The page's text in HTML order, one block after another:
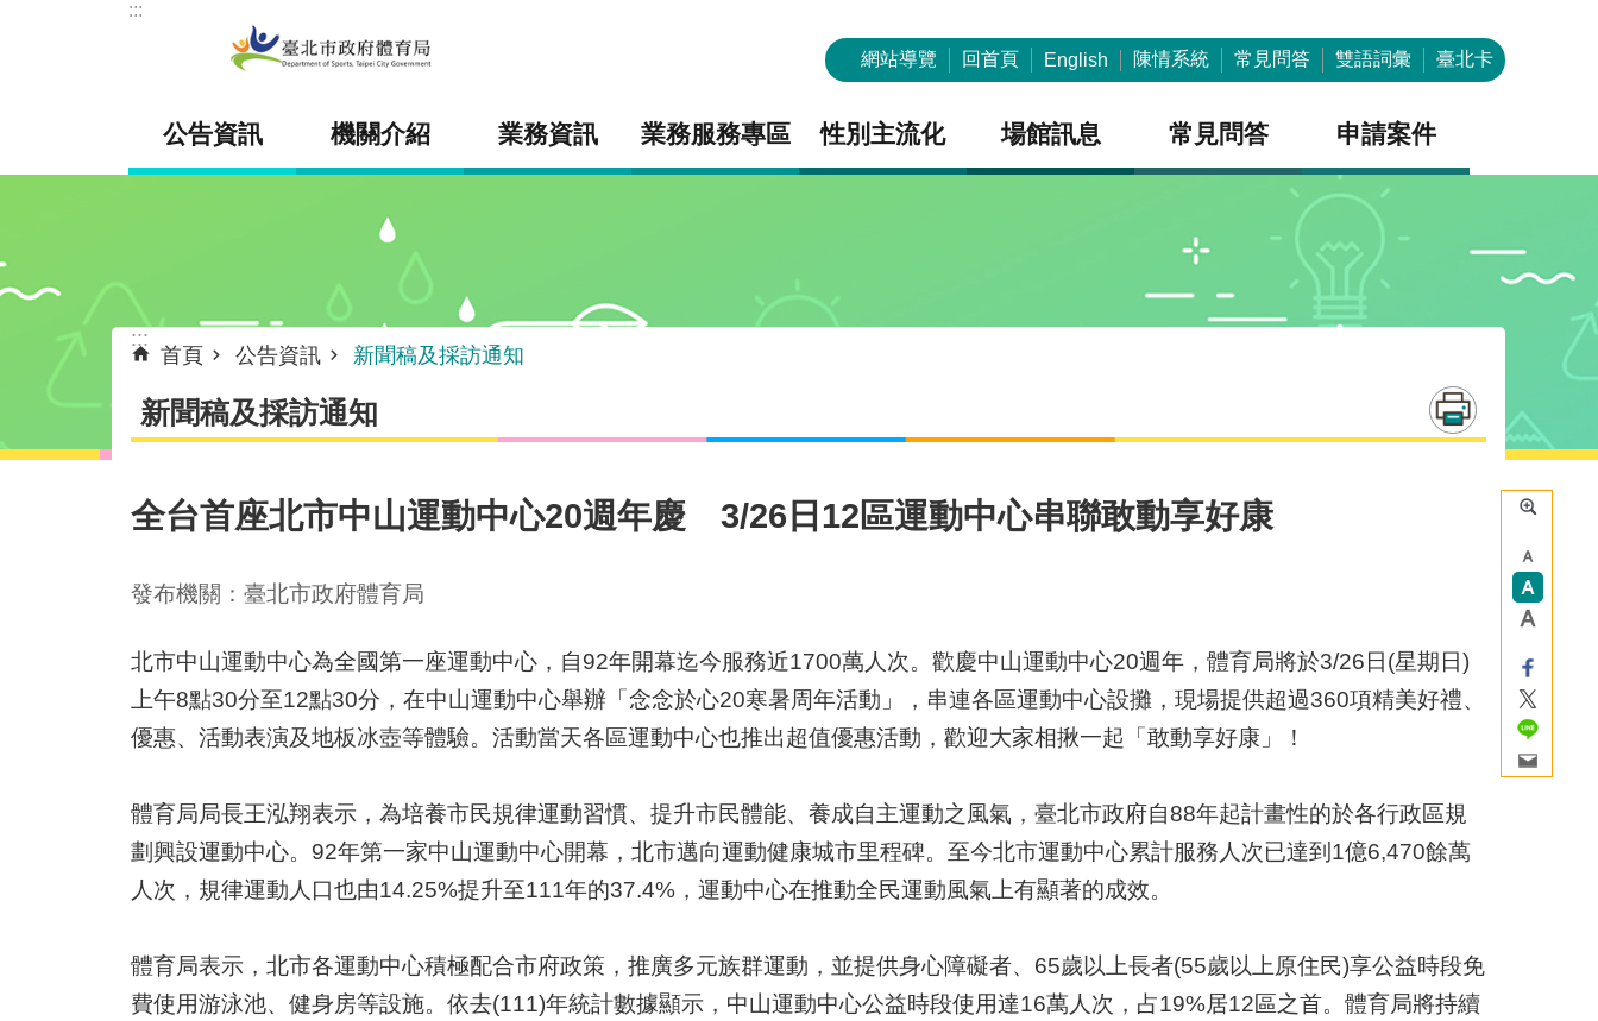
跳到主要內容區塊
:::
網站導覽 回首頁 English 陳情系統 常見問答 雙語詞彙 臺北卡
公告資訊 機關介紹 業務資訊 業務服務專區 性別主流化 場館訊息 常見問答 申請案件
:::
首頁 公告資訊 新聞稿及採訪通知
新聞稿及採訪通知
全台首座北市中山運動中心20週年慶 3/26日12區運動中心串聯敢動享好康
發布機關：臺北市政府體育局
北市中山運動中心為全國第一座運動中心，自92年開幕迄今服務近1700萬人次。歡慶中山運動中心20週年，體育局將於3/26日(星期日)
上午8點30分至12點30分，在中山運動中心舉辦「念念於心20寒暑周年活動」，串連各區運動中心設攤，現場提供超過360項精美好禮、
優惠、活動表演及地板冰壺等體驗。活動當天各區運動中心也推出超值優惠活動，歡迎大家相揪一起「敢動享好康」！
體育局局長王泓翔表示，為培養市民規律運動習慣、提升市民體能、養成自主運動之風氣，臺北市政府自88年起計畫性的於各行政區規
劃興設運動中心。92年第一家中山運動中心開幕，北市邁向運動健康城市里程碑。至今北市運動中心累計服務人次已達到1億6,470餘萬
人次，規律運動人口也由14.25%提升至111年的37.4%，運動中心在推動全民運動風氣上有顯著的成效。
體育局表示，北市各運動中心積極配合市府政策，推廣多元族群運動，並提供身心障礙者、65歲以上長者(55歲以上原住民)享公益時段免
費使用游泳池、健身房等設施。依去(111)年統計數據顯示，中山運動中心公益時段使用達16萬人次，占19%居12區之首。體育局將持續